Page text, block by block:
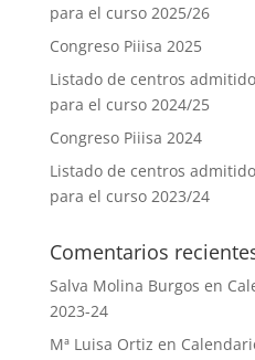
para el curso 2025/26
Congreso Piiisa 2025
Listado de centros
para el curso 2024/25
Congreso Piiisa 2024
Listado de centros
para el curso 2023/24
Comentarios
Salva Molina Burgos en
2023-24
Mª Luisa Ortiz en